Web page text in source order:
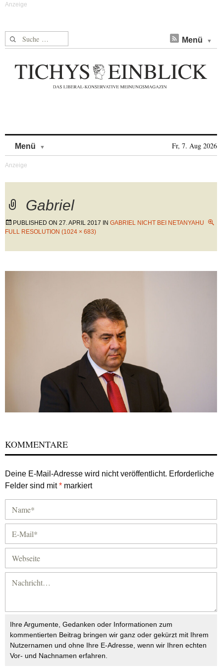
Suche nach: Menü
Menü Fr, 7. Aug 2026
Gabriel
PUBLISHED ON 27. APRIL 2017 IN GABRIEL NICHT BEI NETANYAHU
FULL RESOLUTION (1024 × 683)
KOMMENTARE
Deine E-Mail-Adresse wird nicht veröffentlicht. Erforderliche
Felder sind mit* markiert
Ihre Argumente, Gedanken oder Informationen zum
kommentierten Beitrag bringen wir ganz oder gekürzt mit Ihrem
Nutzernamen und ohne Ihre E-Adresse, wenn wir Ihren echten
Vor- und Nachnamen erfahren.